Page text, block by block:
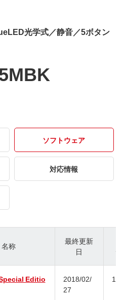
光学式／静音／5ボタン
ソフトウェア
対応情報
名称
最終更新
日
ジ
Editio
2018/02/
27